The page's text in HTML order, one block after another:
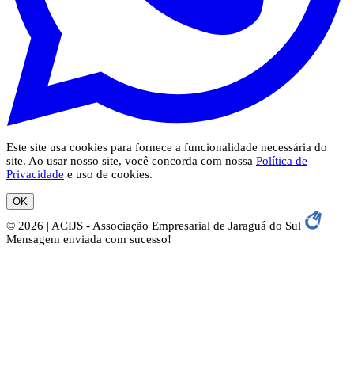
Este site usa cookies para fornece a funcionalidade necessária do
site. Ao usar nosso site, você concorda com nossa Política de
Privacidade e uso de cookies.
OK
© 2026 | ACIJS - Associação Empresarial de Jaraguá do Sul
Mensagem enviada com sucesso!